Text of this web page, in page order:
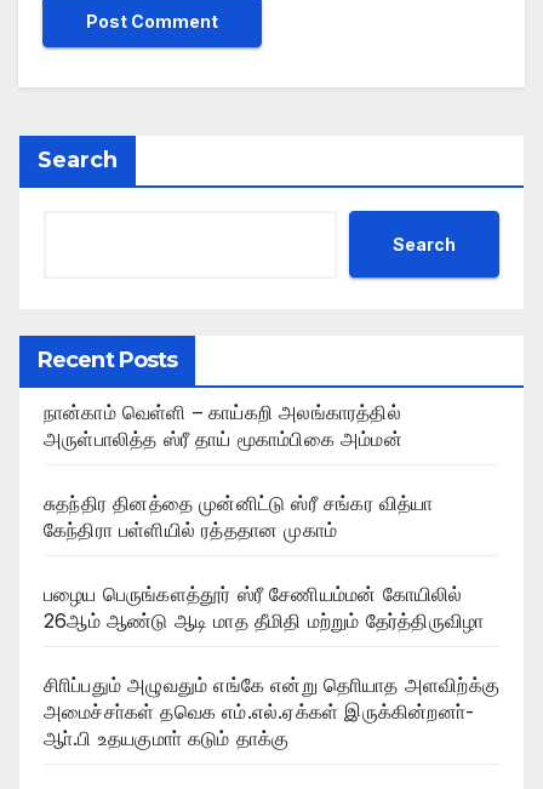
Search
Search
Recent Posts
நான்காம் வெள்ளி – காய்கறி அலங்காரத்தில்
அருள்பாலித்த ஸ்ரீ தாய் மூகாம்பிகை அம்மன்
சுதந்திர தினத்தை முன்னிட்டு ஸ்ரீ சங்கர வித்யா
கேந்திரா பள்ளியில் ரத்ததான முகாம்
பழைய பெருங்களத்தூர் ஸ்ரீ சேணியம்மன் கோயிலில்
26ஆம் ஆண்டு ஆடி மாத தீமிதி மற்றும் தேர்த்திருவிழா
சிாிப்பதும் அழுவதும் எங்கே என்று தொியாத அளவிற்க்கு
அமைச்சா்கள் தவெக எம்.எல்.ஏக்கள் இருக்கின்றனா்-
ஆா்.பி உதயகுமாா் கடும் தாக்கு